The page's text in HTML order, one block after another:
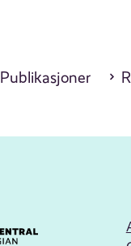
Publikasjoner